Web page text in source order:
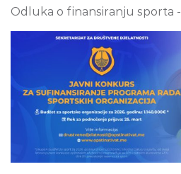
Odluka o finansiranju sporta -